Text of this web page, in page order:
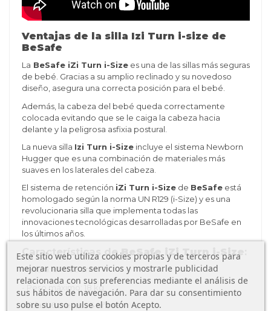
Ventajas de la silla Izi Turn i-size de
BeSafe
La BeSafe iZi Turn i-Sizees una de las sillas más seguras
de bebé. Gracias a su amplio reclinado y su novedoso
diseño, asegura una correcta posición para el bebé.
Además, la cabeza del bebé queda correctamente
colocada evitando que se le caiga la cabeza hacia
delante y la peligrosa asfixia postural.
La nueva silla Izi Turn i-Sizeincluye el sistema Newborn
Hugger que es una combinación de materiales más
suaves en los laterales del cabeza.
El sistema de retención iZi Turn i-Sizede BeSafeestá
homologado según la norma UN R129 (i-Size) y es una
revolucionaria silla que implementa todas las
innovaciones tecnológicas desarrolladas por BeSafe en
los últimos años.
Características deBeSafe iZi Turn i-Size
- Altura: 61 - 105 cm
- Peso máximo: 18 kg
- Edad: 6 meses - 4 años
Este sitio web utiliza cookies propias y de terceros para
mejorar nuestros servicios y mostrarle publicidad
relacionada con sus preferencias mediante el análisis de
sus hábitos de navegación. Para dar su consentimiento
sobre su uso pulse el botón Acepto.